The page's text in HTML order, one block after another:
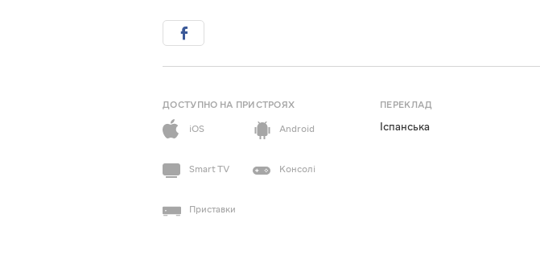
ДОСТУПНО НА ПРИСТРОЯХ
iOS
Android
Smart TV Консолі
Приставки
ПЕРЕКЛАД
Іспанська